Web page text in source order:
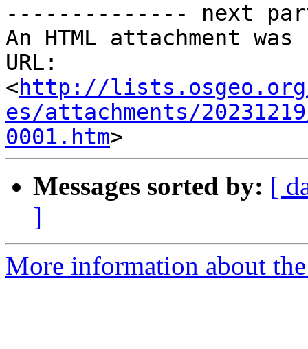
-------------- next
An HTML attachment
URL:
<http://
es/attachments/
0001.htm
Messages sorted by: [
]
More information about